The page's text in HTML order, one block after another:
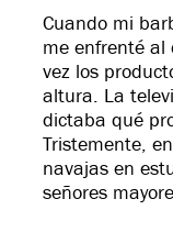
Cuando mi
me enfrenté al
vez los
altura. La
dictaba qué
Tristemente,
navajas en
señores